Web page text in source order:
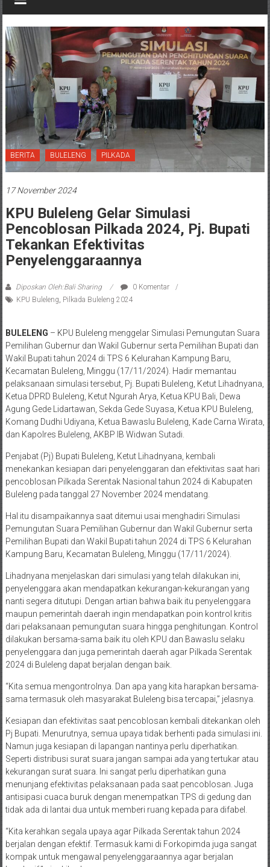
BERITA BULELENG PILKADA
17 November 2024
KPU Buleleng Gelar Simulasi
Pencoblosan Pilkada 2024, Pj. Bupati
Tekankan Efektivitas
Penyelenggaraannya
Diposkan Oleh:Bali Sharing
0 Komentar
KPU Buleleng Pilkada Buleleng 2024
BULELENG – KPU Buleleng menggelar Simulasi Pemungutan Suara
Pemilihan Gubernur dan Wakil Gubernur serta Pemilihan Bupati dan
Wakil Bupati tahun 2024 di TPS 6 Kelurahan Kampung Baru,
Kecamatan Buleleng, Minggu (17/11/2024). Hadir memantau
pelaksanaan simulasi tersebut, Pj. Bupati Buleleng, Ketut Lihadnyana,
Ketua DPRD Buleleng, Ketut Ngurah Arya, Ketua KPU Bali, Dewa
Agung Gede Lidartawan, Sekda Gede Suyasa, Ketua KPU Buleleng,
Komang Dudhi Udiyana, Ketua Bawaslu Buleleng, Kade Carna Wirata,
dan Kapolres Buleleng, AKBP IB Widwan Sutadi.
Penjabat (Pj) Bupati Buleleng, Ketut Lihadnyana, kembali
menekankan kesiapan dari penyelenggaran dan efektivitas saat hari
pencoblosan Pilkada Serentak Nasional tahun 2024 di Kabupaten
Buleleng pada tanggal 27 November 2024 mendatang.
Hal itu disampaikannya saat ditemui usai menghadiri Simulasi
Pemungutan Suara Pemilihan Gubernur dan Wakil Gubernur serta
Pemilihan Bupati dan Wakil Bupati tahun 2024 di TPS 6 Kelurahan
Kampung Baru, Kecamatan Buleleng, Minggu (17/11/2024).
Lihadnyana menjelaskan dari simulasi yang telah dilakukan ini,
penyelenggara akan mendapatkan kekurangan-kekurangan yang
nanti segera ditutupi. Dengan artian bahwa baik itu penyelenggara
maupun pemerintah daerah ingin mendapatkan poin kontrol kritis
dari pelaksanaan pemungutan suara hingga penghitungan. Kontrol
dilakukan bersama-sama baik itu oleh KPU dan Bawaslu selaku
penyelenggara dan juga pemerintah daerah agar Pilkada Serentak
2024 di Buleleng dapat berjalan dengan baik.
“Kita semua mengontrolnya. Dan apa yang kita harapkan bersama-
sama termasuk oleh masyarakat Buleleng bisa tercapai,” jelasnya.
Kesiapan dan efektivitas saat pencoblosan kembali ditekankan oleh
Pj Bupati. Menurutnya, semua upaya tidak berhenti pada simulasi ini.
Namun juga kesiapan di lapangan nantinya perlu diperhatikan.
Seperti distribusi surat suara jangan sampai ada yang tertukar atau
kekurangan surat suara. Ini sangat perlu diperhatikan guna
menunjang efektivitas pelaksanaan pada saat pencoblosan. Juga
antisipasi cuaca buruk dengan menempatkan TPS di gedung dan
tidak ada di lantai dua untuk memberi ruang kepada para difabel.
“Kita kerahkan segala upaya agar Pilkada Serentak tahun 2024
berjalan dengan efektif. Termasuk kami di Forkopimda juga sangat
kompak untuk mengawal penyelenggaraannya agar berjalan